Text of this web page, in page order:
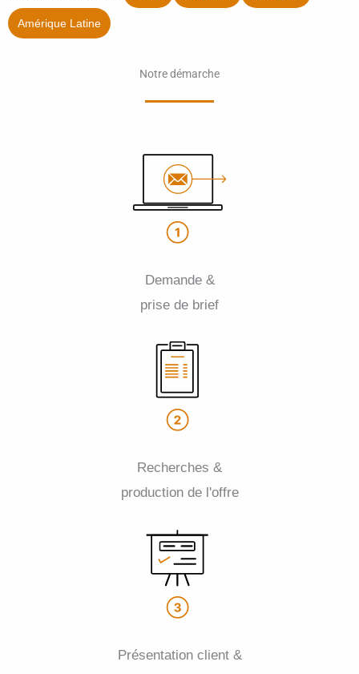
Amérique Latine
Notre démarche
Demande &
prise de brief
Recherches &
production de l'offre
Présentation client &